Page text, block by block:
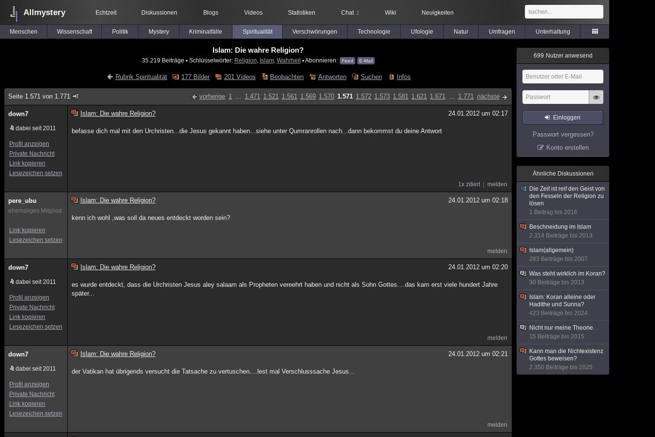
Allmystery Echtzeit Diskussionen Blogs Videos Statistiken Chat 2 Wiki Neuigkeiten
Menschen Wissenschaft Politik Mystery Kriminalfälle Spiritualität Verschwörungen Technologie Ufologie Natur Umfragen Unterhaltung
Islam: Die wahre Religion?
35.219 Beiträge ▪ Schlüsselwörter: Religion Islam, Wahrheit▪ Abonnieren: Feed E-Mail
Rubrik Spiritualität 177 Bilder 201 Videos Beobachten Antworten Suchen Infos
Seite 1.571 von 1.771 vorherige 1 ... 1.471 1.521 1.561 1.569 1.570 1.571 1.572 1.573 1.581 1.621 1.671 ... 1.771 nächste
down7
dabei seit 2011
Profil anzeigen
Private Nachricht
Link kopieren
Lesezeichen setzen
Islam: Die wahre Religion? 24.01.2012 um 02:17
befasse dich mal mit den Urchristen...die Jesus gekannt haben...siehe unter Qumranrollen nach...dann bekommst du deine Antwort
1x zitiert melden
pere_ubu
ehemaliges Mitglied
Link kopieren
Lesezeichen setzen
Islam: Die wahre Religion? 24.01.2012 um 02:18
kenn ich wohl ,was soll da neues entdeckt worden sein?
melden
down7
dabei seit 2011
Profil anzeigen
Private Nachricht
Link kopieren
Lesezeichen setzen
Islam: Die wahre Religion? 24.01.2012 um 02:20
es wurde entdeckt, dass die Urchristen Jesus aley salaam als Propheten vereehrt haben und nicht als Sohn Gottes....das kam erst viele hundert Jahre
später...
melden
down7
dabei seit 2011
Profil anzeigen
Private Nachricht
Link kopieren
Lesezeichen setzen
Islam: Die wahre Religion? 24.01.2012 um 02:21
der Vatikan hat übrigends versucht die Tatsache zu vertuschen....lest mal Verschlusssache Jesus...
melden
699 Nutzer anwesend
Einloggen
Passwort vergessen?
Konto erstellen
Ähnliche Diskussionen
Die Zeit ist reif den Geist von
den Fesseln der Religion zu
lösen
1 Beitrag bis 2016
Beschneidung im Islam
2.314 Beiträge bis 2013
Islam(allgemein)
283 Beiträge bis 2007
Was steht wirklich im Koran?
90 Beiträge bis 2013
Islam: Koran alleine oder
Hadithe und Sunna?
423 Beiträge bis 2024
Nicht nur meine Theorie.
15 Beiträge bis 2015
Kann man die Nichtexistenz
Gottes beweisen?
2.350 Beiträge bis 2025